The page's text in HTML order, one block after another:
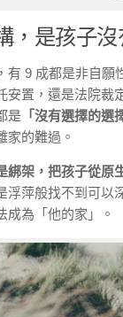
，是孩子
有 9 成都是非自願
安置，還是法院裁
是 「沒有選擇的選
家的難過。
綁架，把孩子從原
浮萍般找不到可以
成為「他的家」。